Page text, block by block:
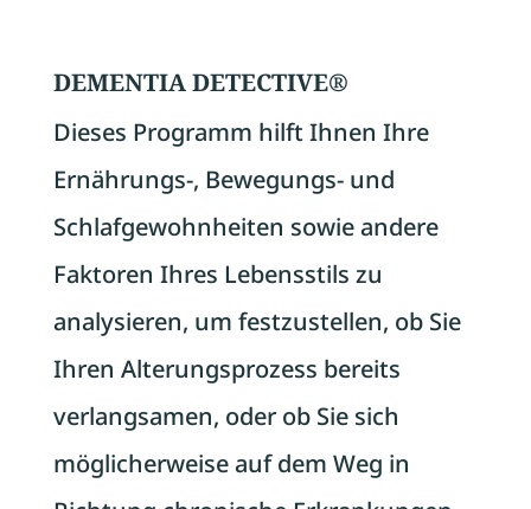
DEMENTIA DETECTIVE®
Dieses Programm hilft Ihnen Ihre
Ernährungs-, Bewegungs- und
Schlafgewohnheiten sowie andere
Faktoren Ihres Lebensstils zu
analysieren, um festzustellen, ob Sie
Ihren Alterungsprozess bereits
verlangsamen, oder ob Sie sich
möglicherweise auf dem Weg in